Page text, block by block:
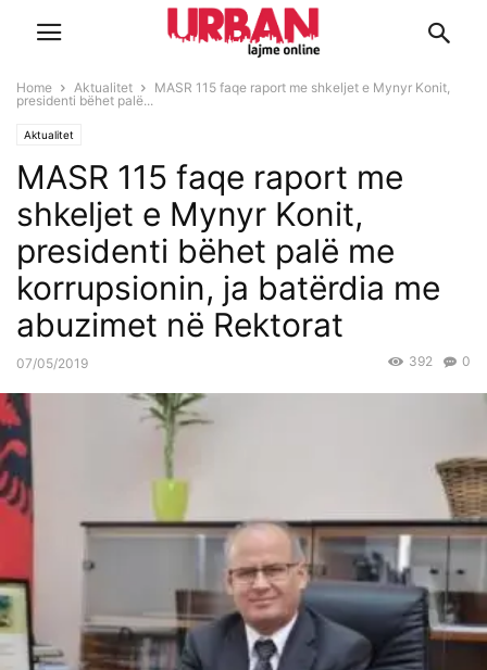
Home Aktualitet
MASR 115 faqe raport me shkeljet e Mynyr Konit,
presidenti bëhet palë...
Aktualitet
MASR 115 faqe raport me
shkeljet e Mynyr Konit,
presidenti bëhet palë me
korrupsionin, ja batërdia me
abuzimet në Rektorat
07/05/2019 0
392